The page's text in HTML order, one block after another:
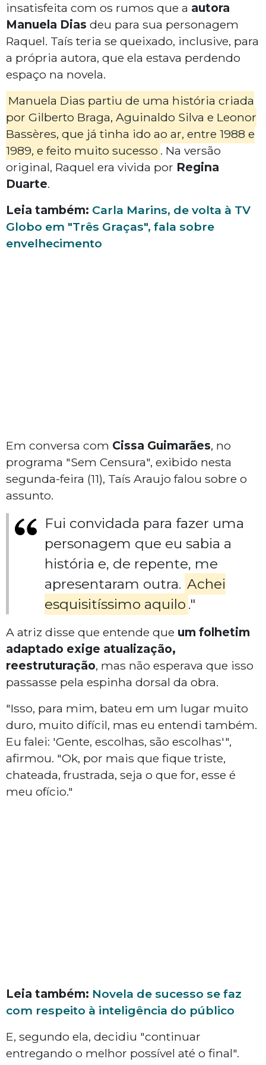
insatisfeita com os rumos que a autora
Manuela Dias deu para sua personagem
Raquel. Taís teria se queixado, inclusive, para
a própria autora, que ela estava perdendo
espaço na novela.
Manuela Dias partiu de uma história criada
por Gilberto Braga, Aguinaldo Silva e Leonor
Bassères, que já tinha ido ao ar, entre 1988 e
1989, e feito muito sucesso . Na versão
original, Raquel era vivida por Regina
Duarte.
Leia também: Carla Marins, de volta à TV
Globo em "Três Graças", fala sobre
envelhecimento
Em conversa com Cissa Guimarães, no
programa "Sem Censura", exibido nesta
segunda-feira (11), Taís Araujo falou sobre o
assunto.
Fui convidada para fazer uma
personagem que eu sabia a
história e, de repente, me
apresentaram outra. Achei
esquisitíssimo aquilo ."
A atriz disse que entende que um folhetim
adaptado exige atualização,
reestruturação, mas não esperava que isso
passasse pela espinha dorsal da obra.
"Isso, para mim, bateu em um lugar muito
duro, muito difícil, mas eu entendi também.
Eu falei: 'Gente, escolhas, são escolhas'",
afirmou. "Ok, por mais que fique triste,
chateada, frustrada, seja o que for, esse é
meu ofício."
Leia também: Novela de sucesso se faz
com respeito à inteligência do público
E, segundo ela, decidiu "continuar
entregando o melhor possível até o final".